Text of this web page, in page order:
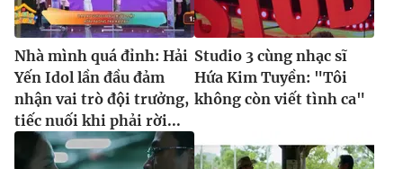
Nhà mình quá đỉnh: Hải
Yến Idol lần đầu đảm
nhận vai trò đội trưởng,
tiếc nuối khi phải rời...
Studio 3 cùng nhạc sĩ
Hứa Kim Tuyền: "Tôi
không còn viết tình ca"